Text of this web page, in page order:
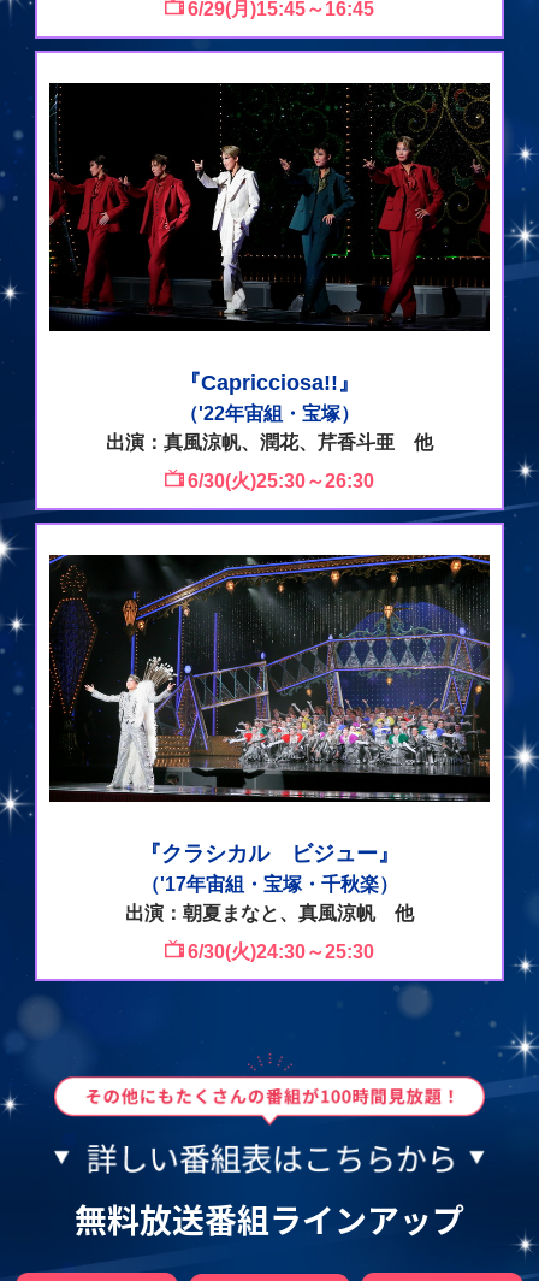
6/29(月)15:45～16:45
『Capricciosa!!』
（'22年宙組・宝塚）
出演：真風涼帆、潤花、芹香斗亜 他
6/30(火)25:30～26:30
『クラシカル ビジュー』
（'17年宙組・宝塚・千秋楽）
出演：朝夏まなと、真風涼帆 他
6/30(火)24:30～25:30
無料放送番組ラインアップ